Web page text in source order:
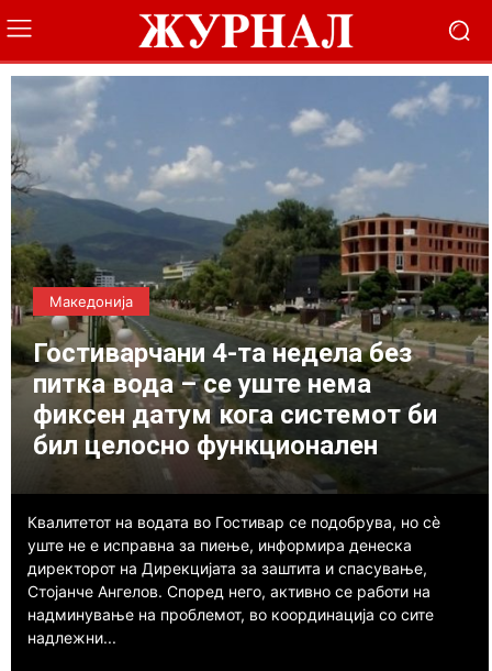
Македонија
Гостиварчани 4-та недела без
питка вода – се уште нема
фиксен датум кога системот би
бил целосно функционален
Квалитетот на водата во Гостивар се подобрува, но сè
уште не е исправна за пиење, информира денеска
директорот на Дирекцијата за заштита и спасување,
Стојанче Ангелов. Според него, активно се работи на
надминување на проблемот, во координација со сите
надлежни...